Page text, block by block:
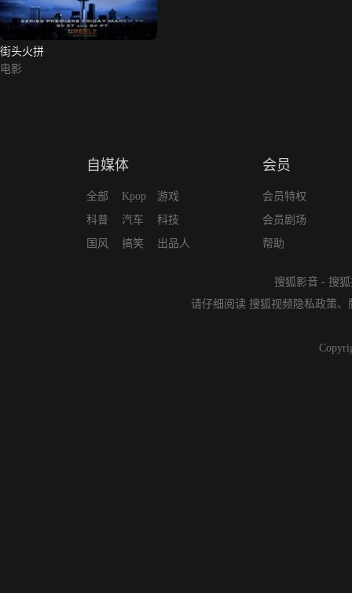
街头火拼
电影
自媒体
全部
科普
国风
Kpop
汽车
搞笑
游戏
科技
出品人
会员
会员特权
会员剧场
帮助
搜狐影音 - 搜
请仔细阅读 搜狐视频隐私政策、